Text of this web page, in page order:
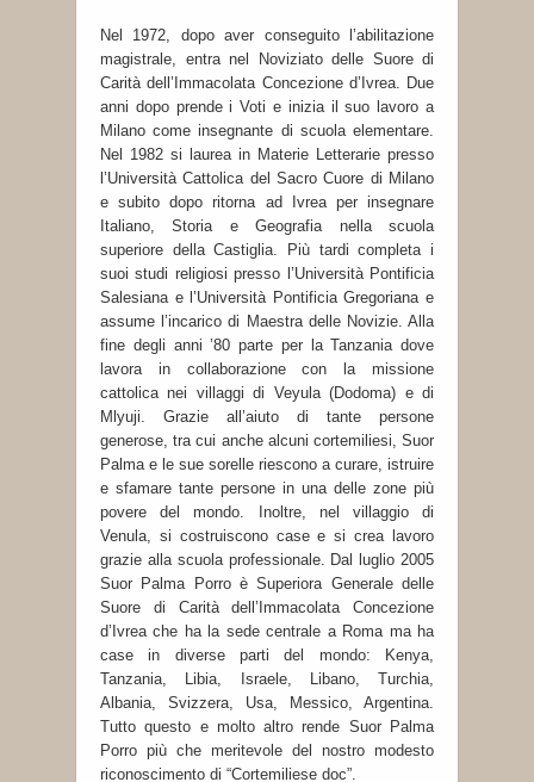
Nel 1972, dopo aver conseguito l’abilitazione
magistrale, entra nel Noviziato delle Suore di
Carità dell’Immacolata Concezione d’Ivrea. Due
anni dopo prende i Voti e inizia il suo lavoro a
Milano come insegnante di scuola elementare.
Nel 1982 si laurea in Materie Letterarie presso
l’Università Cattolica del Sacro Cuore di Milano
e subito dopo ritorna ad Ivrea per insegnare
Italiano, Storia e Geografia nella scuola
superiore della Castiglia. Più tardi completa i
suoi studi religiosi presso l’Università Pontificia
Salesiana e l’Università Pontificia Gregoriana e
assume l’incarico di Maestra delle Novizie. Alla
fine degli anni ’80 parte per la Tanzania dove
lavora in collaborazione con la missione
cattolica nei villaggi di Veyula (Dodoma) e di
Mlyuji. Grazie all’aiuto di tante persone
generose, tra cui anche alcuni cortemiliesi, Suor
Palma e le sue sorelle riescono a curare, istruire
e sfamare tante persone in una delle zone più
povere del mondo. Inoltre, nel villaggio di
Venula, si costruiscono case e si crea lavoro
grazie alla scuola professionale. Dal luglio 2005
Suor Palma Porro è Superiora Generale delle
Suore di Carità dell’Immacolata Concezione
d’Ivrea che ha la sede centrale a Roma ma ha
case in diverse parti del mondo: Kenya,
Tanzania, Libia, Israele, Libano, Turchia,
Albania, Svizzera, Usa, Messico, Argentina.
Tutto questo e molto altro rende Suor Palma
Porro più che meritevole del nostro modesto
riconoscimento di “Cortemiliese doc”.